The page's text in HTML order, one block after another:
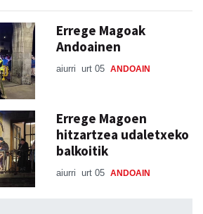
Errege Magoak
Andoainen
aiurri urt 05 ANDOAIN
Errege Magoen
hitzartzea udaletxeko
balkoitik
aiurri urt 05 ANDOAIN